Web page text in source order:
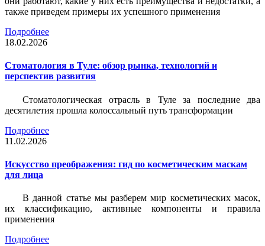
также приведем примеры их успешного применения
Подробнее
18.02.2026
Стоматология в Туле: обзор рынка, технологий и
перспектив развития
Стоматологическая отрасль в Туле за последние два
десятилетия прошла колоссальный путь трансформации
Подробнее
11.02.2026
Искусство преображения: гид по косметическим маскам
для лица
В данной статье мы разберем мир косметических масок,
их классификацию, активные компоненты и правила
применения
Подробнее